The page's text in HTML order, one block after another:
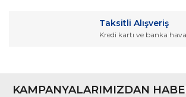
Gönder
Taksitli Alışveriş
Kredi kartı ve banka
KAMPANYALARIMIZDAN